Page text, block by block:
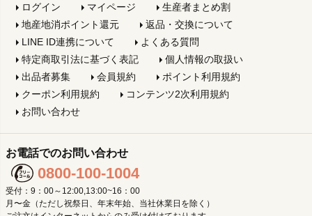
ログイン
マイページ
生産者まとめ割
地産地消ポイント還元
返品・交換について
LINE ID連携について
よくある質問
特定商取引法に基づく表記
個人情報の取扱い
出品者募集
会員規約
ポイント利用規約
クーポン利用規約
コンテンツ2次利用規約
お問い合わせ
お電話でのお問い合わせ
0800-100-1004
受付：9：00～12:00,13:00~16：00
月〜金（ただし祝祭日、年末年始、当社休業日を除く）